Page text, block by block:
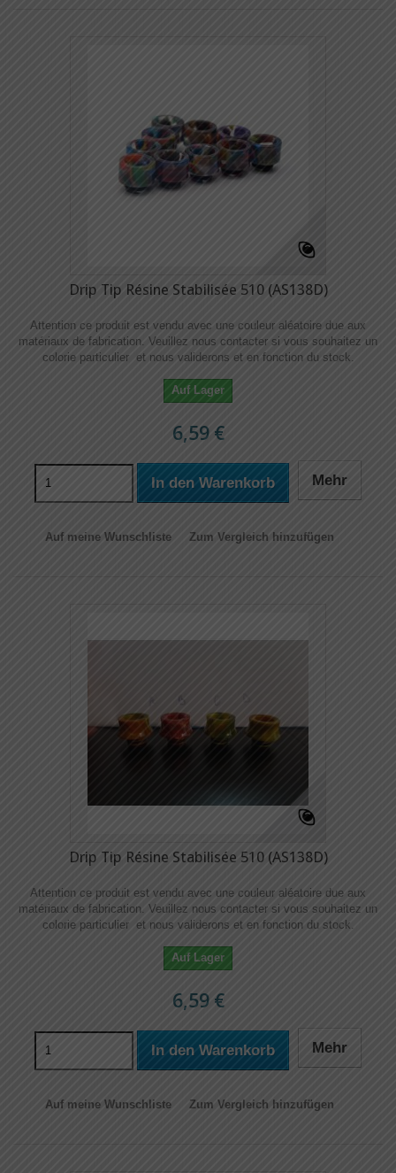
Drip Tip Résine Stabilisée 510 (AS138D)
Attention ce produit est vendu avec une couleur aléatoire due aux
matériaux de fabrication. Veuillez nous contacter si vous souhaitez un
colorie particulier et nous validerons et en fonction du stock.
Auf Lager
6,59 €
In den Warenkorb Mehr
Auf meine Wunschliste Zum Vergleich hinzufügen
Drip Tip Résine Stabilisée 510 (AS138D)
Attention ce produit est vendu avec une couleur aléatoire due aux
matériaux de fabrication. Veuillez nous contacter si vous souhaitez un
colorie particulier et nous validerons et en fonction du stock.
Auf Lager
6,59 €
In den Warenkorb Mehr
Auf meine Wunschliste Zum Vergleich hinzufügen